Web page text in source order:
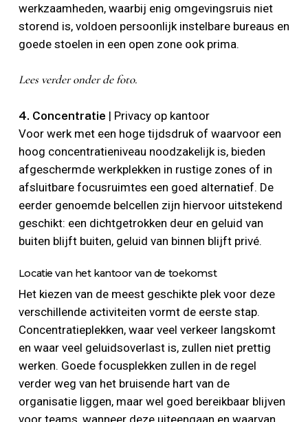
werkzaamheden, waarbij enig omgevingsruis niet
storend is, voldoen persoonlijk instelbare bureaus en
goede stoelen in een open zone ook prima.
Lees verder onder de foto.
4. Concentratie | Privacy op kantoor
Voor werk met een hoge tijdsdruk of waarvoor een
hoog concentratieniveau noodzakelijk is, bieden
afgeschermde werkplekken in rustige zones of in
afsluitbare focusruimtes een goed alternatief. De
eerder genoemde belcellen zijn hiervoor uitstekend
geschikt: een dichtgetrokken deur en geluid van
buiten blijft buiten, geluid van binnen blijft privé.
Locatie van het kantoor van de toekomst
Het kiezen van de meest geschikte plek voor deze
verschillende activiteiten vormt de eerste stap.
Concentratieplekken, waar veel verkeer langskomt
en waar veel geluidsoverlast is, zullen niet prettig
werken. Goede focusplekken zullen in de regel
verder weg van het bruisende hart van de
organisatie liggen, maar wel goed bereikbaar blijven
voor teams, wanneer deze uiteengaan en waarvan